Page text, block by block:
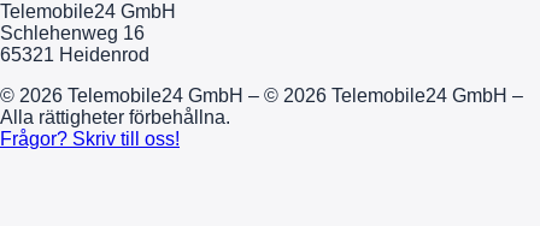
Telemobile24 GmbH
Schlehenweg 16
65321 Heidenrod
© 2026 Telemobile24 GmbH – © 2026 Telemobile24 GmbH –
Alla rättigheter förbehållna.
Frågor? Skriv till oss!